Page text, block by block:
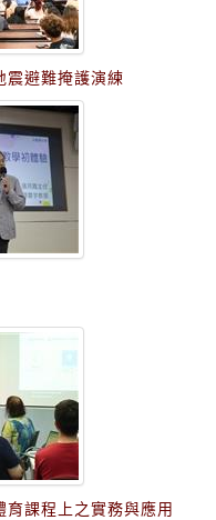
震避難掩護演練
課程上之實務與應用